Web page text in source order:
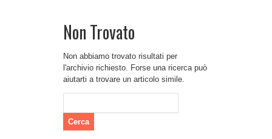
Non Trovato
Non abbiamo trovato risultati per
l'archivio richiesto. Forse una ricerca può
aiutarti a trovare un articolo simile.